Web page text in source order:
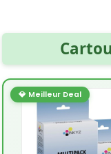
💎 Meilleur Deal